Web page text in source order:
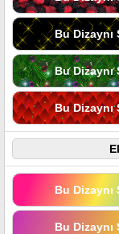
Bu Dizaynı
Bu Dizaynı
Bu Dizaynı
Bu Dizaynı
Bu Dizaynı